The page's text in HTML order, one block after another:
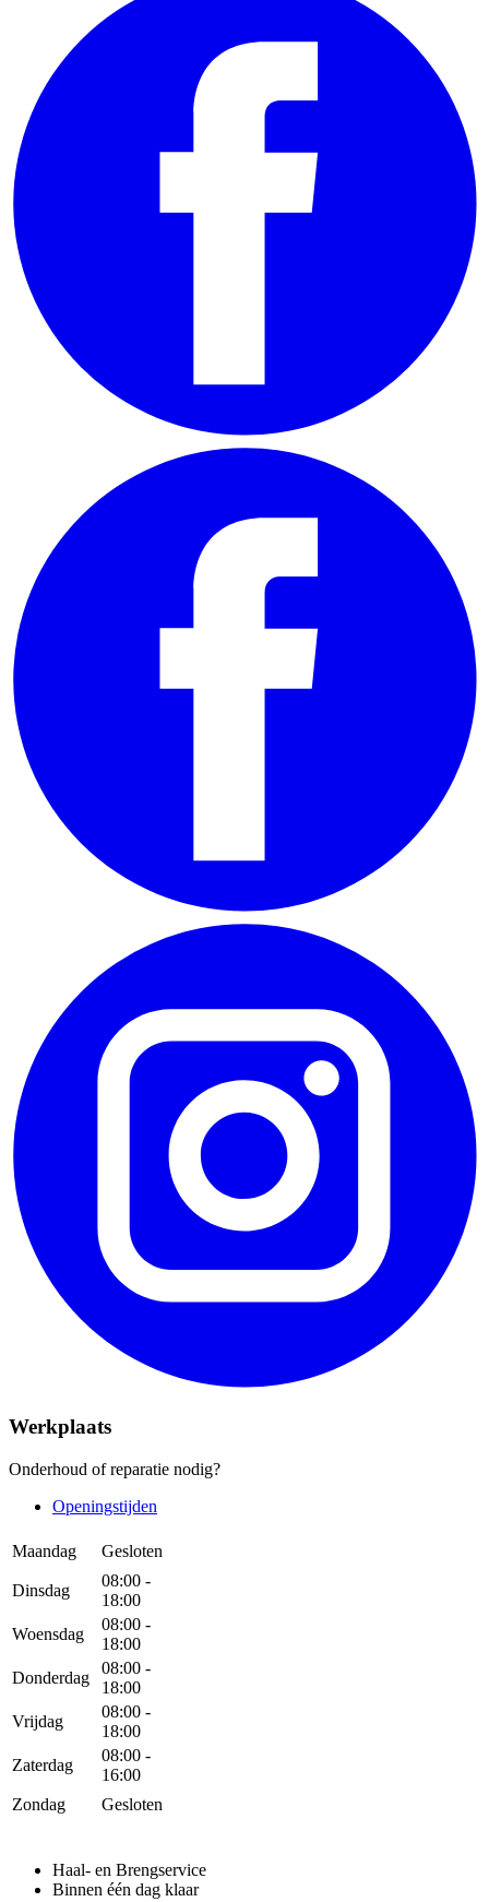
Werkplaats
Onderhoud of reparatie nodig?
Openingstijden
Maandag Gesloten
Dinsdag
08:00 -
18:00
Woensdag
08:00 -
18:00
Donderdag
08:00 -
18:00
Vrijdag
08:00 -
18:00
Zaterdag
08:00 -
16:00
Zondag
Gesloten
Haal- en Brengservice
Binnen één dag klaar